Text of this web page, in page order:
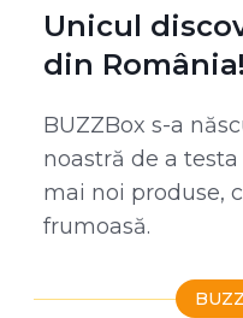
Unicul
din România!
BUZZBox s-a
noastră de a
mai noi produse,
frumoasă.